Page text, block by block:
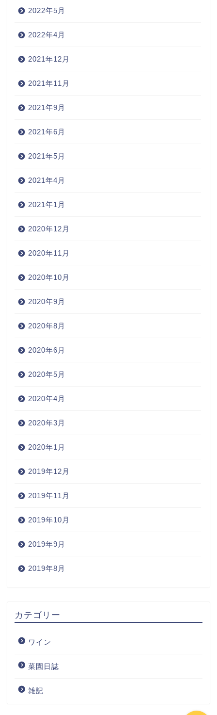
2022年5月
2022年4月
2021年12月
2021年11月
2021年9月
2021年6月
2021年5月
2021年4月
2021年1月
2020年12月
2020年11月
2020年10月
2020年9月
2020年8月
2020年6月
2020年5月
2020年4月
2020年3月
2020年1月
2019年12月
2019年11月
2019年10月
2019年9月
2019年8月
カテゴリー
ワイン
菜園日誌
雑記
Wine